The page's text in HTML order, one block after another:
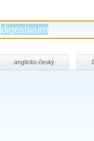
anglicko-český